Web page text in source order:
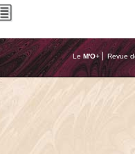
Le M'O+ ⎢ Revue